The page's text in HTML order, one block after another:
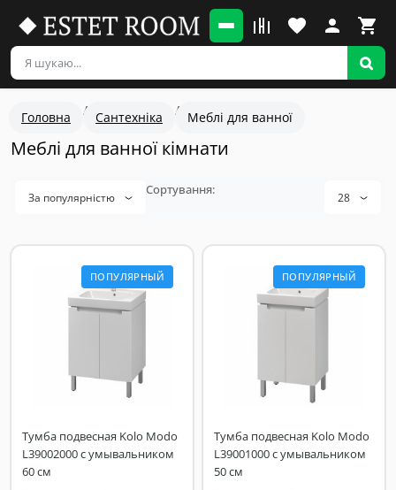
Головна Сантехніка Меблі для ванної
Меблі для ванної кімнати
За популярністю 28
ПОПУЛЯРНЫЙ
Тумба подвесная Kolo Modo
L39002000 с умывальником
60 см
ПОПУЛЯРНЫЙ
Тумба подвесная Kolo Modo
L39001000 с умывальником
50 см